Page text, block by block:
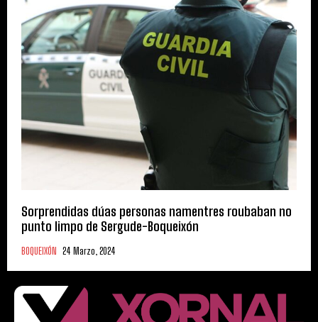
Sorprendidas dúas personas namentres roubaban no
punto limpo de Sergude-Boqueixón
BOQUEIXÓN 24 Marzo, 2024